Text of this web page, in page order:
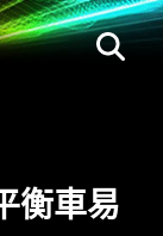
衡車易